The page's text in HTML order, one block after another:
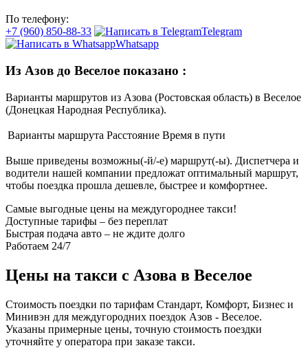
По телефону:
+7 (960) 850-88-33
Telegram
Whatsapp
Из Азов до Веселое показано :
Варианты маршрутов из Азова (Ростовская область) в Веселое
(Донецкая Народная Республика).
Варианты маршрута Расстояние Время в пути
Выше приведены возможны(-й/-е) маршрут(-ы). Диспетчера и
водители нашей компании предложат оптимальный маршрут,
чтобы поездка прошла дешевле, быстрее и комфортнее.
Самые выгодные цены на междугороднее такси!
Доступные тарифы – без переплат
Быстрая подача авто – не ждите долго
Работаем 24/7
Цены на такси с Азова в Веселое
Стоимость поездки по тарифам Стандарт, Комфорт, Бизнес и
Минивэн для междугородних поездок Азов - Веселое.
Указаны примерные цены, точную стоимость поездки
уточняйте у оператора при заказе такси.